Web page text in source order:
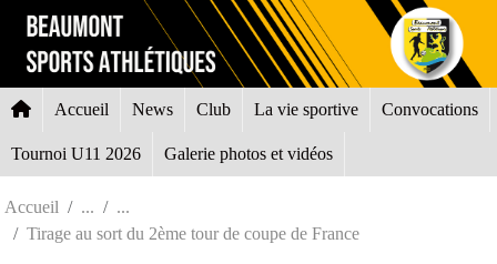
Accueil News Club La vie sportive Convocations
Tournoi U11 2026 Galerie photos et vidéos
Accueil
Tirage au sort du 2ème tour de coupe de France
Panneau de gestion des cookies